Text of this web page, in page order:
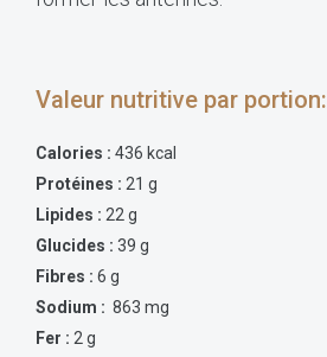
Valeur nutritive par portion:
Calories : 436 kcal
Protéines : 21 g
Lipides : 22 g
Glucides : 39 g
Fibres : 6 g
Sodium : 863 mg
Fer : 2 g